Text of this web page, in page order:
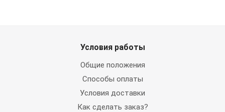
Условия работы
Общие положения
Способы оплаты
Условия доставки
Как сделать заказ?